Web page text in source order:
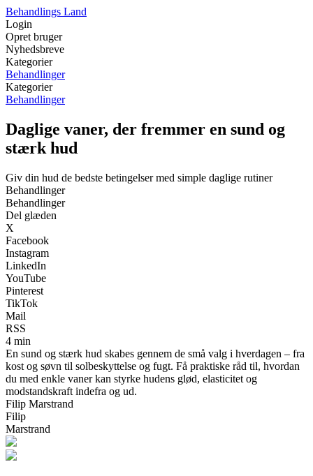
Behandlings Land
Login
Opret bruger
Nyhedsbreve
Kategorier
Behandlinger
Kategorier
Behandlinger
Daglige vaner, der fremmer en sund og
stærk hud
Giv din hud de bedste betingelser med simple daglige rutiner
Behandlinger
Behandlinger
Del glæden
X
Facebook
Instagram
LinkedIn
YouTube
Pinterest
TikTok
Mail
RSS
4 min
En sund og stærk hud skabes gennem de små valg i hverdagen – fra
kost og søvn til solbeskyttelse og fugt. Få praktiske råd til, hvordan
du med enkle vaner kan styrke hudens glød, elasticitet og
modstandskraft indefra og ud.
Filip Marstrand
Filip
Marstrand